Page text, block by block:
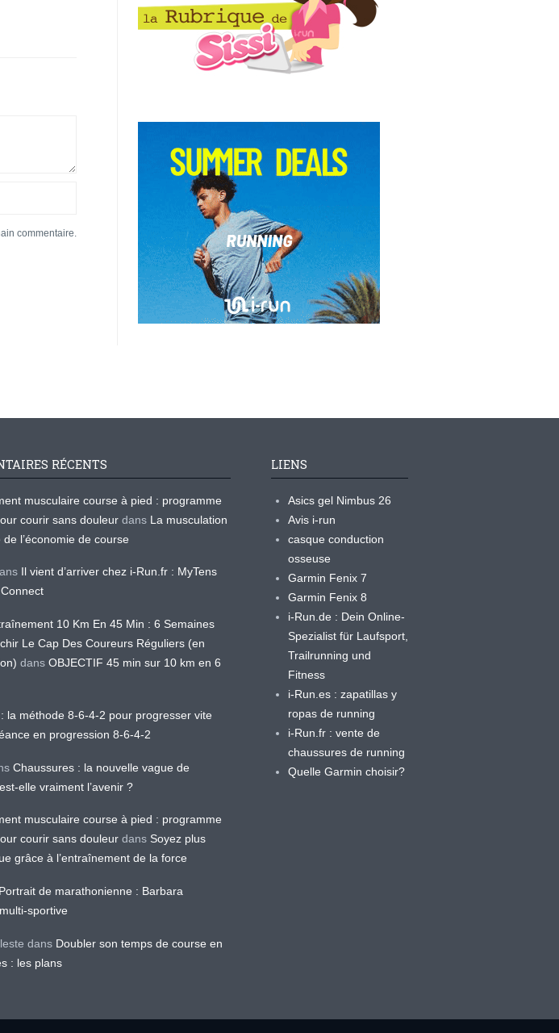
commentaire.
RÉCENTS
musculaire course à pied : programme
courir sans douleur dans La musculation
l’économie de course
Il vient d’arriver chez i-Run.fr : MyTens
10 Km En 45 Min : 6 Semaines
Le Cap Des Coureurs Réguliers (en
dans OBJECTIF 45 min sur 10 km en 6
la méthode 8-6-4-2 pour progresser vite
en progression 8-6-4-2
Chaussures : la nouvelle vague de
elle vraiment l’avenir ?
musculaire course à pied : programme
courir sans douleur dans Soyez plus
grâce à l’entraînement de la force
Portrait de marathonienne : Barbara
sportive
dans Doubler son temps de course en
: les plans
LIENS
Asics gel Nimbus 26
Avis i-run
casque conduction
osseuse
Garmin Fenix 7
Garmin Fenix 8
i-Run.de : Dein Online-
Spezialist für Laufsport,
Trailrunning und
Fitness
i-Run.es : zapatillas y
ropas de running
i-Run.fr : vente de
chaussures de running
Quelle Garmin choisir?